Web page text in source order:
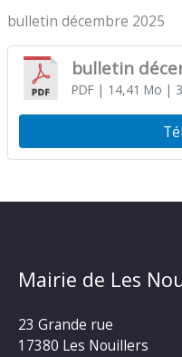
bulletin décembre 2025
bulletin
PDF| 14,41 Mo |
Mairie de Les
23 Grande rue
17380 Les Nouillers